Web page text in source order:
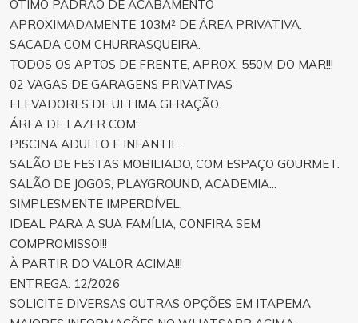
ÓTIMO PADRÃO DE ACABAMENTO
APROXIMADAMENTE 103M² DE ÁREA PRIVATIVA.
SACADA COM CHURRASQUEIRA.
TODOS OS APTOS DE FRENTE, APROX. 550M DO MAR!!!
02 VAGAS DE GARAGENS PRIVATIVAS
ELEVADORES DE ULTIMA GERAÇÃO.
ÁREA DE LAZER COM:
PISCINA ADULTO E INFANTIL.
SALÃO DE FESTAS MOBILIADO, COM ESPAÇO GOURMET.
SALÃO DE JOGOS, PLAYGROUND, ACADEMIA...
SIMPLESMENTE IMPERDÍVEL.
IDEAL PARA A SUA FAMÍLIA, CONFIRA SEM
COMPROMISSO!!!
À PARTIR DO VALOR ACIMA!!!
ENTREGA: 12/2026
SOLICITE DIVERSAS OUTRAS OPÇÕES EM ITAPEMA